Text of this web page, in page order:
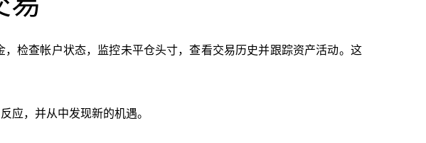
检查帐户状态，监控未平仓头寸，查看交易历史并跟踪资产活动。这
应，并从中发现新的机遇。